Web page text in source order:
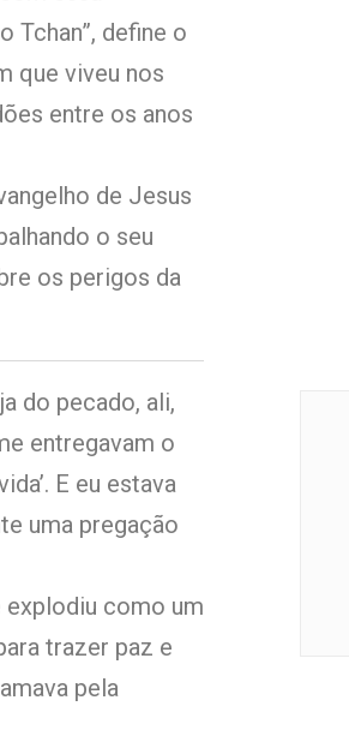
Tchan”, define o
que viveu nos
entre os anos
de Jesus
o seu
os perigos da
do pecado, ali,
entregavam o
E eu estava
uma pregação
explodiu como um
trazer paz e
pela